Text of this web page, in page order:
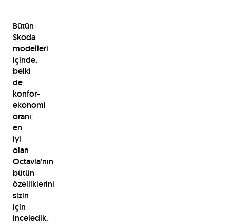
Bütün
Skoda
modelleri
içinde,
belki
de
konfor-
ekonomi
oranı
en
iyi
olan
Octavia’nın
bütün
özelliklerini
sizin
için
inceledik.